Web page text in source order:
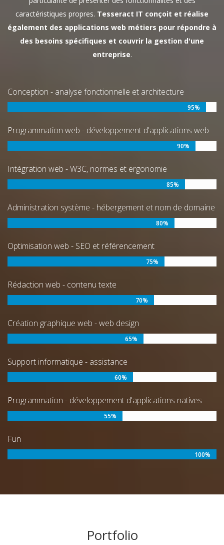
caractéristiques propres. Tesseract IT conçoit et réalise
également des applications web métiers pour répondre à
des besoins spécifiques et couvrir la gestion d'une
entreprise.
Conception - analyse fonctionnelle et architecture
95%
Programmation web - développement d'applications web
90%
Intégration web - W3C, normes et ergonomie
85%
Administration système - hébergement et nom de domaine
80%
Optimisation web - SEO et référencement
75%
Rédaction web - contenu texte
70%
Création graphique web - web design
65%
Support informatique - assistance
60%
Programmation - développement d'applications natives
55%
Fun
100%
Portfolio